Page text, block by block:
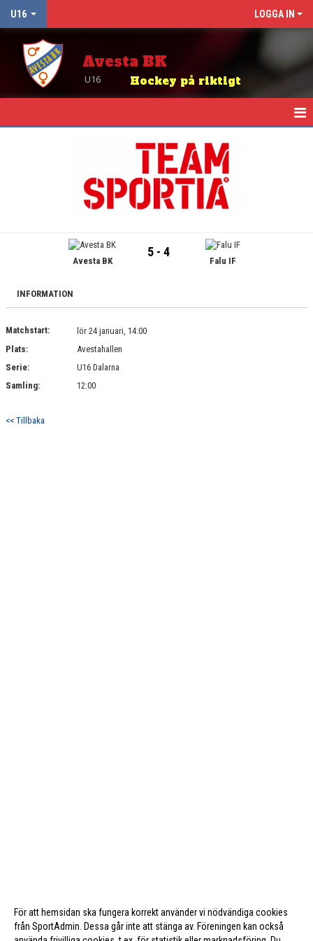
U16 LOGGA IN
Avesta BK
Hockey på riktigt
U16
BILDGALLERI
KONTAKT
Avesta BK
5 - 4
Falu IF
INFORMATION
Matchstart:
lör 24 januari, 14:00
Plats:
Avestahallen
Serie:
U16 Dalarna
Samling:
12:00
<< Tillbaka
För att hemsidan ska fungera korrekt använder vi nödvändiga cookies
från SportAdmin. Dessa går inte att stänga av. Föreningen kan också